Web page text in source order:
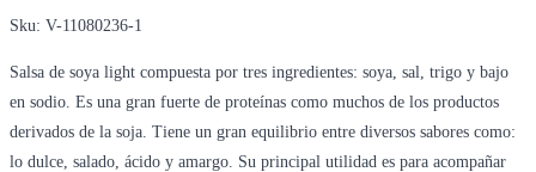
Sku: V-11080236-1
Salsa de soya light compuesta por tres ingredientes: soya, sal, trigo y bajo
en sodio. Es una gran fuerte de proteínas como muchos de los productos
derivados de la soja. Tiene un gran equilibrio entre diversos sabores como:
lo dulce, salado, ácido y amargo. Su principal utilidad es para acompañar